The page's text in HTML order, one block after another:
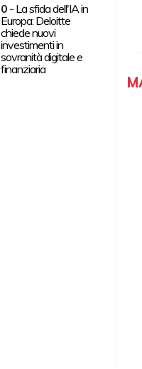
0 - La sfida dell'IA in
Europa: Deloitte
chiede nuovi
investimenti in
sovranità digitale e
finanziaria